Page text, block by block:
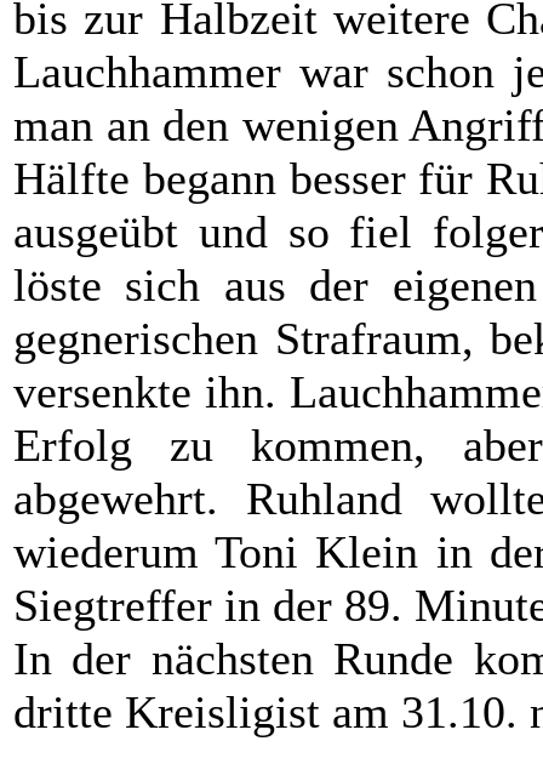
bis zur Halbzeit weitere
Lauchhammer war schon
man an den wenigen
Hälfte begann besser für
ausgeübt und so fiel
löste sich aus der
gegnerischen Strafraum,
versenkte ihn.
Erfolg zu kommen,
abgewehrt. Ruhland
wiederum Toni Klein in
Siegtreffer in der 89.
In der nächsten Runde
dritte Kreisligist am 31.10.